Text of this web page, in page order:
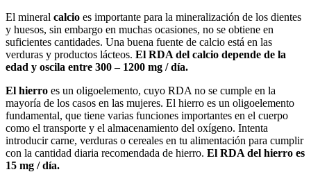
El mineral calcio es importante para la mineralización de los dientes
y huesos, sin embargo en muchas ocasiones, no se obtiene en
suficientes cantidades. Una buena fuente de calcio está en las
verduras y productos lácteos. El RDA del calcio depende de la
edad y oscila entre 300 – 1200 mg / día.
El hierro es un oligoelemento, cuyo RDA no se cumple en la
mayoría de los casos en las mujeres. El hierro es un oligoelemento
fundamental, que tiene varias funciones importantes en el cuerpo
como el transporte y el almacenamiento del oxígeno. Intenta
introducir carne, verduras o cereales en tu alimentación para cumplir
con la cantidad diaria recomendada de hierro. El RDA del hierro es
15 mg / día.